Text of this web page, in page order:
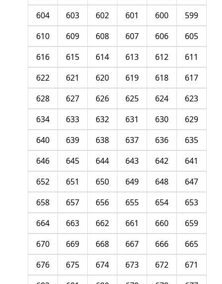
599
600
601
602
603
604
605
606
607
608
609
610
611
612
613
614
615
616
617
618
619
620
621
622
623
624
625
626
627
628
629
630
631
632
633
634
635
636
637
638
639
640
641
642
643
644
645
646
647
648
649
650
651
652
653
654
655
656
657
658
659
660
661
662
663
664
665
666
667
668
669
670
671
672
673
674
675
676